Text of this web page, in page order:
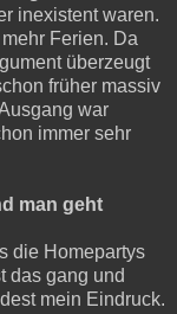
inexistent waren.
Ferien. Da
überzeugt
früher massiv
war
immer sehr
man geht
die Homepartys
das gang und
mein Eindruck.